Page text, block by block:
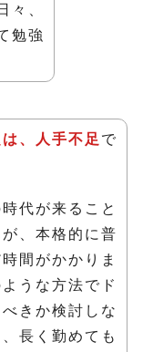
々、
勉強
、人手不足 で
代が来ること
、本格的に普
間がかかりま
うな方法でド
きか検討しな
長く勤めても